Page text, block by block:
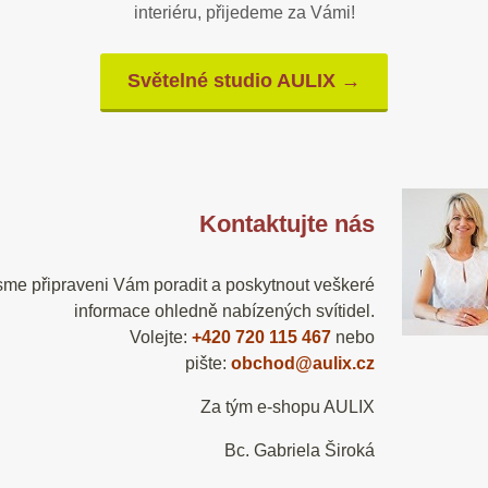
interiéru, přijedeme za Vámi!
Světelné studio AULIX →
Kontaktujte nás
připraveni Vám poradit a poskytnout veškeré
informace ohledně nabízených svítidel.
Volejte: +420 720 115 467 nebo
pište: obchod@aulix.cz
Za tým e-shopu AULIX
Bc. Gabriela Široká